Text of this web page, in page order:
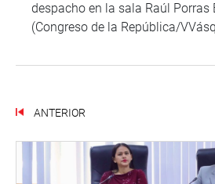
despacho en la sala Raúl Porras
(Congreso de la República/
ANTERIOR